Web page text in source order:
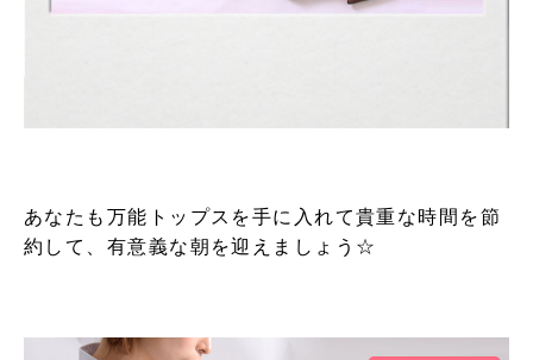
あなたも万能トップスを手に入れて貴重な時間を節
約して、有意義な朝を迎えましょう☆